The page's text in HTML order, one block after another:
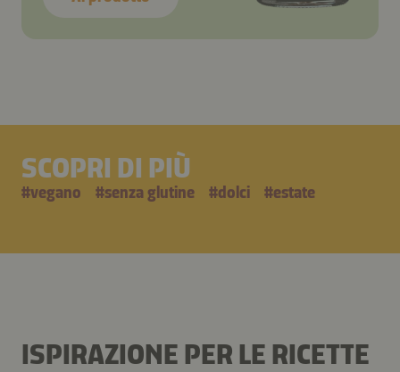
SCOPRI DI PIÙ
#vegano #senza glutine #dolci #estate
ISPIRAZIONE PER LE RICETTE